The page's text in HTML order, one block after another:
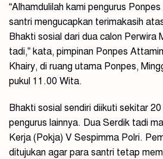
“Alhamdulilah kami pengurus
santri mengucapkan terimakasih
Bhakti sosial dari dua calon Perwira
tadi,” kata, pimpinan Ponpes
Khairy, di ruang utama Ponpes,
pukul 11.00 Wita.
Bhakti sosial sendiri diikuti sekitar
pengurus lainnya. Dua Serdik tadi
Kerja (Pokja) V Sespimma Polri.
ditujukan agar para santri tetap